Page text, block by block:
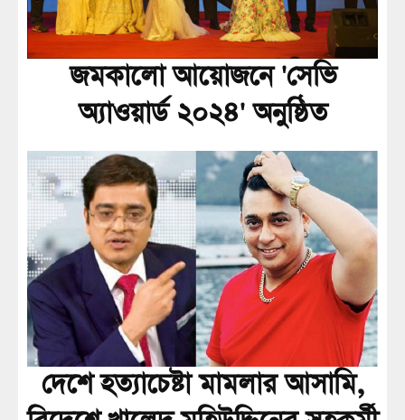
জমকালো আয়োজনে 'সেভি
অ্যাওয়ার্ড ২০২৪' অনুষ্ঠিত
দেশে হত্যাচেষ্টা মামলার আসামি,